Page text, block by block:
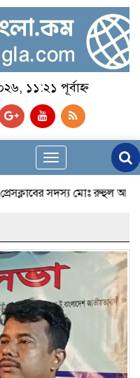
১১:২১ পূর্বাহ্ন
Toggle
navigation
সদস্য মোঃ রুহুল আমিন এর